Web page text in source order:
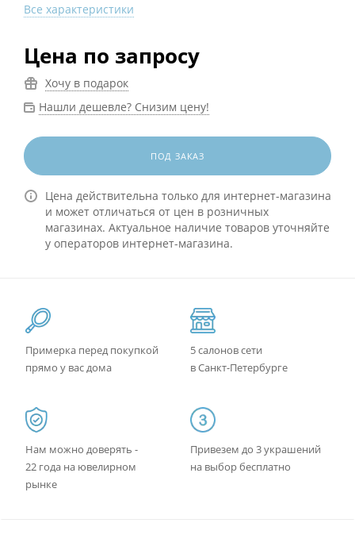
Все характеристики
Цена по запросу
Хочу в подарок
Нашли дешевле? Снизим цену!
ПОД ЗАКАЗ
Цена действительна только для интернет-магазина
и может отличаться от цен в розничных
магазинах. Актуальное наличие товаров уточняйте
у операторов интернет-магазина.
Примерка перед покупкой
прямо у вас дома
5 салонов сети
в Санкт-Петербурге
Нам можно доверять -
22 года на ювелирном
рынке
Привезем до 3 украшений
на выбор бесплатно